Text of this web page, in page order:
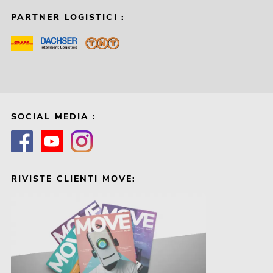
PARTNER LOGISTICI :
SOCIAL MEDIA :
RIVISTE CLIENTI MOVE: